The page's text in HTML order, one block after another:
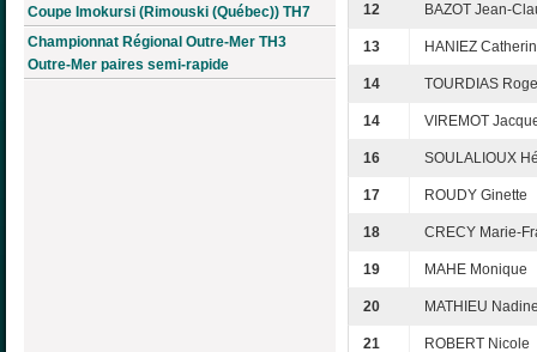
Coupe Imokursi (Rimouski (Québec)) TH7
Championnat Régional Outre-Mer TH3
Outre-Mer paires semi-rapide
12 BAZOT Jean-
13 HANIEZ
14 TOURDIAS
14 VIREMOT
16 SOULALIOUX
17 ROUDY Ginette
18 CRECY Marie-
19 MAHE Monique
20 MATHIEU
21 ROBERT Nicole